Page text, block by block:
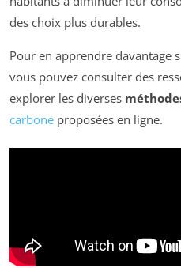
des choix plus durables.
Pour en apprendre davantage
vous pouvez consulter des
explorer les diverses
carbone proposées en ligne.